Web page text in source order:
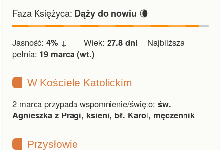
Faza Księżyca: Dąży do nowiu 🌘
Jasność: 4% ↓ Wiek: 27.8 dni Najbliższa
pełnia: 19 marca (wt.)
W Kościele Katolickim
2 marca przypada wspomnienie/święto: św.
Agnieszka z Pragi, ksieni, bł. Karol, męczennik
Przysłowie